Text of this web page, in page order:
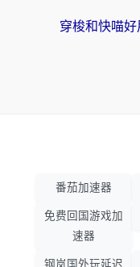
番茄加速器
免费回国游戏加
速器
钢岚国外玩延迟